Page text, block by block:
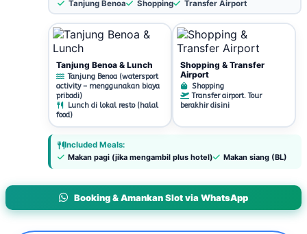
Tanjung Benoa
Shopping Transfer Airport
Tanjung Benoa & Lunch
Tanjung Benoa (watersport
activity – menggunakan biaya
pribadi)
Lunch di lokal resto (halal
food)
Shopping & Transfer
Airport
Shopping
Transfer airport. Tour
berakhir disini
Included Meals:
Makan pagi (jika mengambil plus hotel)
Makan siang (BL)
Booking & Amankan Slot via WhatsApp